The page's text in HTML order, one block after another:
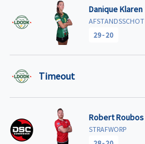
Danique Klaren
AFSTANDSSCHOT
29-20
Timeout
Robert Roubos
STRAFWORP